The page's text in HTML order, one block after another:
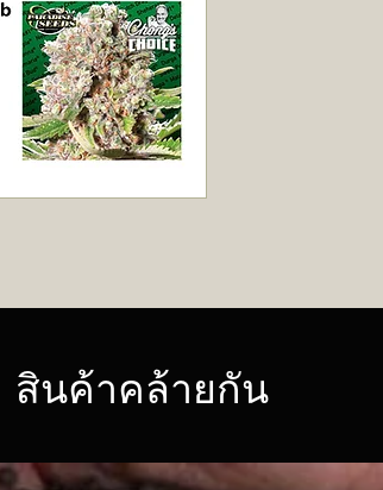
สินค้าคล้ายกัน